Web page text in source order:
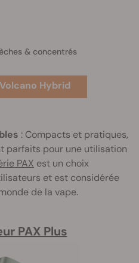
& concentrés
Hybrid
: Compacts et pratiques,
parfaits pour une utilisation
PAX est un choix
et est considérée
de la vape.
PAX Plus